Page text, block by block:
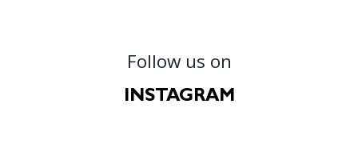
Follow us on
INSTAGRAM